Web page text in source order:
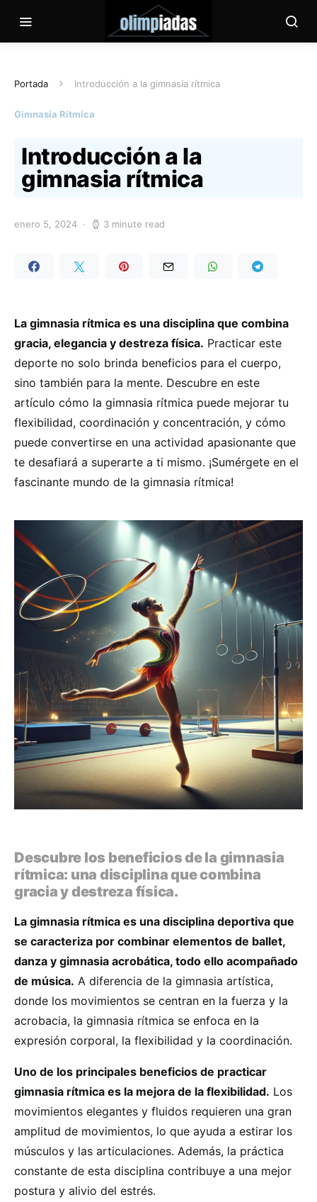
Portada Introducción a la gimnasia rítmica
Gimnasia Rítmica
Introducción a la
gimnasia rítmica
enero 5, 2024 3 minute read
La gimnasia rítmica es una disciplina que combina
gracia, elegancia y destreza física. Practicar este
deporte no solo brinda beneficios para el cuerpo,
sino también para la mente. Descubre en este
artículo cómo la gimnasia rítmica puede mejorar tu
flexibilidad, coordinación y concentración, y cómo
puede convertirse en una actividad apasionante que
te desafiará a superarte a ti mismo. ¡Sumérgete en el
fascinante mundo de la gimnasia rítmica!
Descubre los beneficios de la gimnasia
rítmica: una disciplina que combina
gracia y destreza física.
La gimnasia rítmica es una disciplina deportiva que
se caracteriza por combinar elementos de ballet,
danza y gimnasia acrobática, todo ello acompañado
de música. A diferencia de la gimnasia artística,
donde los movimientos se centran en la fuerza y la
acrobacia, la gimnasia rítmica se enfoca en la
expresión corporal, la flexibilidad y la coordinación.
Uno de los principales beneficios de practicar
gimnasia rítmica es la mejora de la flexibilidad. Los
movimientos elegantes y fluidos requieren una gran
amplitud de movimientos, lo que ayuda a estirar los
músculos y las articulaciones. Además, la práctica
constante de esta disciplina contribuye a una mejor
postura y alivio del estrés.